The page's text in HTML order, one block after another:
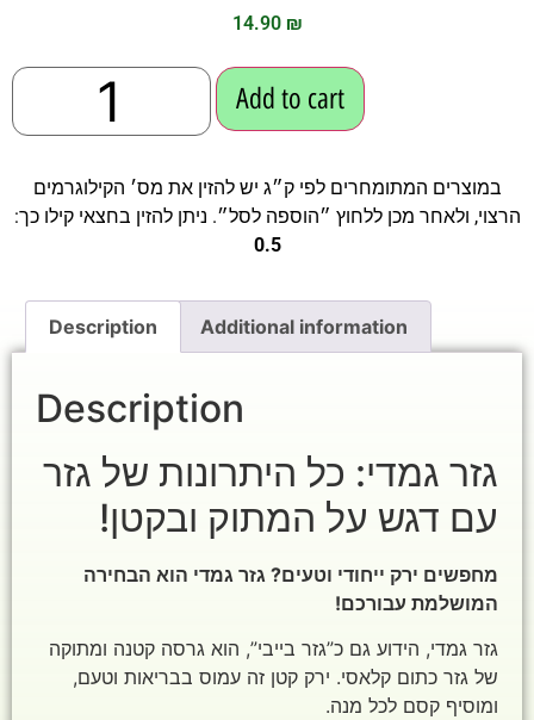
14.90 ₪
Add to cart
במוצרים המתומחרים לפי ק״ג יש להזין את מס׳ הקילוגרמים
הרצוי, ולאחר מכן ללחוץ ״הוספה לסל״. ניתן להזין בחצאי קילו כך:
0.5
Description Additional information
Description
גזר גמדי: כל היתרונות של גזר
עם דגש על המתוק ובקטן!
מחפשים ירק ייחודי וטעים? גזר גמדי הוא הבחירה
המושלמת עבורכם!
גזר גמדי, הידוע גם כ”גזר בייבי”, הוא גרסה קטנה ומתוקה
של גזר כתום קלאסי. ירק קטן זה עמוס בבריאות וטעם,
ומוסיף קסם לכל מנה.